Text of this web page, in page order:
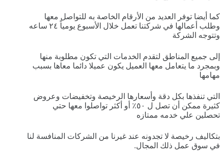
كما أيضا توفر العديد من الأرقام الخاصة به للتواصل معها
وطلب أعمالها في شركتنا تعمل خلال الأسبوع يومياً ٢٤ ساعه
وتتوجه الشركة
إلى جميع المناطق لتقدم الخدمات التي تكون مطلوبة منها
وبمجرد ما يتعامل معها العميل يكون عميلا دائما معاها بسبب
مهامها
التي تنفذها بكل دقة وأسعارها الرخيصة وتخفيضات وعروض
كثيرة ممكن أن تصل ل ٥٠٪ أو أكثر تواصلوا معها حتي
تحصلين علي خدمه ممتازه
بتكاليف رخيصة لا تجدونه عند غيرنا من الشركات المنافسة لنا
في سوق عمل ذلك المجال.